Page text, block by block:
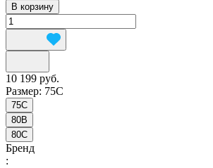
В корзину
10 199 руб.
Размер: 75C
75C
80B
80C
Бренд
: